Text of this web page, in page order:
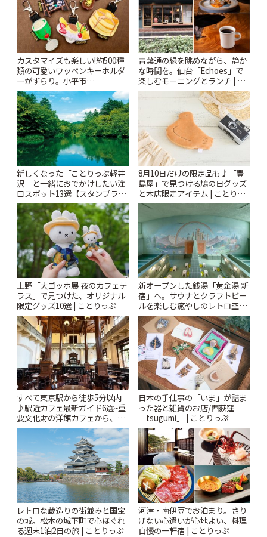
カスタマイズも楽しい!約500種
類の可愛いワッペンキーホルダ
ーがずらり。小平市
「Kimamaya T&K」 | ことりっ
ぷ
青葉通の緑を眺めながら、静か
な時間を。仙台「Echoes」で
楽しむモーニングとランチ | こ
とりっぷ
新しくなった「ことりっぷ軽井
沢」と一緒におでかけしたい注
目スポット13選【スタンプラリ
ー開催中】 | ことりっぷ
8月10日だけの限定品も♪「豊
島屋」で見つける鳩の日グッズ
と本店限定アイテム | ことりっ
ぷ
上野「大ゴッホ展 夜のカフェテ
ラス」で見つけた、オリジナル
限定グッズ10選 | ことりっぷ
新オープンした銭湯「黄金湯 新
宿」へ。サウナとクラフトビー
ルを楽しむ癒やしのレトロ空間
| ことりっぷ
すべて東京駅から徒歩5分以内
♪駅近カフェ最新ガイド6選~重
要文化財の洋館カフェから、改
札すぐのレトロ喫茶まで~ | こと
日本の手仕事の「いま」が詰ま
った器と雑貨のお店/西荻窪
「tsugumi」 | ことりっぷ
レトロな蔵造りの街並みと国宝
の城。松本の城下町で心ほぐれ
る週末1泊2日の旅 | ことりっぷ
河津・南伊豆でお泊まり。さり
げない心遣いが心地よい、料理
自慢の一軒宿 | ことりっぷ